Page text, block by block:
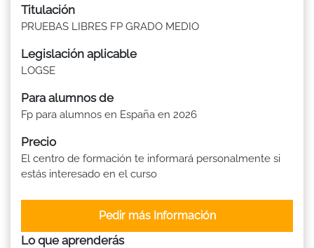
Titulación
PRUEBAS LIBRES FP GRADO MEDIO
Legislación aplicable
LOGSE
Para alumnos de
Fp para alumnos en España en 2026
Precio
El centro de formación te informará personalmente si
estás interesado en el curso
Pedir más Información
Lo que aprenderás